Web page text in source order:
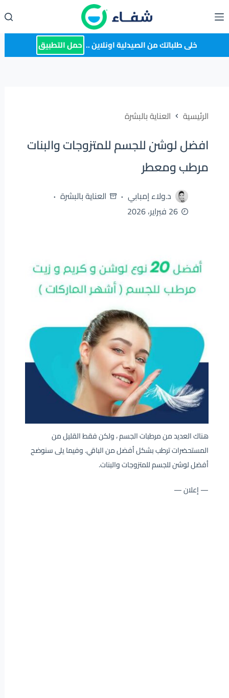
إلى
المحتوى خلى طلباتك من الصيدلية اونلاين .. حمل التطبيق
الرئيسية العناية بالبشرة
افضل لوشن للجسم للمتزوجات والبنات
مرطب ومعطر
د.ولاء إمبابي
العناية بالبشرة
26 فبراير، 2026
هناك العديد من مرطبات الجسم ، ولكن فقط القليل من
المستحضرات ترطب بشكل أفضل من الباقي. وفيما يلى سنوضح
أفضل لوشن للجسم للمتزوجات والبنات.
— إعلان —